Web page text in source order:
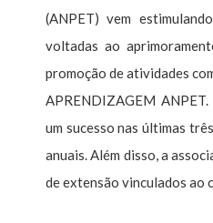
(ANPET) vem
voltadas ao
promoção de atividades
APRENDIZAGEM
um sucesso nas últimas
anuais. Além disso, a
de extensão vinculados ao